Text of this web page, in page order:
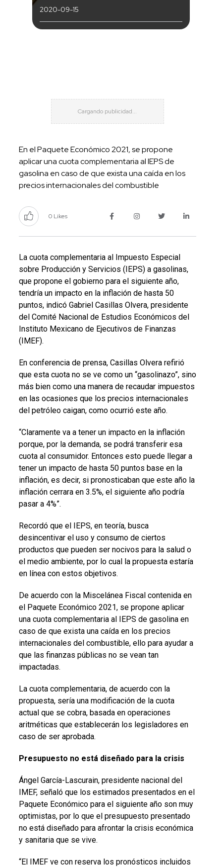
2020-09-15
En el Paquete Económico 2021, se propone
aplicar una cuota complementaria al IEPS de
gasolina en caso de que exista una caída en los
precios internacionales del combustible
0 Likes
La cuota complementaria al Impuesto Especial
sobre Producción y Servicios (IEPS) a gasolinas,
que propone el gobierno para el siguiente año,
tendría un impacto en la inflación de hasta 50
puntos, indicó Gabriel Casillas Olvera, presidente
del Comité Nacional de Estudios Económicos del
Instituto Mexicano de Ejecutivos de Finanzas
(IMEF).
En conferencia de prensa, Casillas Olvera refirió
que esta cuota no se ve como un “gasolinazo”, sino
más bien como una manera de recaudar impuestos
en las ocasiones que los precios internacionales
del petróleo caigan, como ocurrió este año.
“Claramente va a tener un impacto en la inflación
porque, por la demanda, se podrá transferir esa
cuota al consumidor. Entonces esto puede llegar a
tener un impacto de hasta 50 puntos base en la
inflación, es decir, si pronosticaban que este año la
inflación cerrara en 3.5%, el siguiente año podría
pasar a 4%”.
Recordó que el IEPS, en teoría, busca
desincentivar el uso y consumo de ciertos
productos que pueden ser nocivos para la salud o
el medio ambiente, por lo cual la propuesta estaría
en línea con estos objetivos.
De acuerdo con la Miscelánea Fiscal contenida en
el Paquete Económico 2021, se propone aplicar
una cuota complementaria al IEPS de gasolina en
caso de que exista una caída en los precios
internacionales del combustible, ello para ayudar a
que las finanzas públicas no se vean tan
impactadas.
La cuota complementaria, de acuerdo con la
propuesta, sería una modificación de la cuota
actual que se cobra, basada en operaciones
aritméticas que establecerán los legisladores en
caso de ser aprobada.
Presupuesto no está diseñado para la crisis
Ángel García-Lascurain, presidente nacional del
IMEF, señaló que los estimados presentados en el
Paquete Económico para el siguiente año son muy
optimistas, por lo que el presupuesto presentado
no está diseñado para afrontar la crisis económica
y sanitaria que se vive.
“El IMEF ve con reserva los pronósticos incluidos